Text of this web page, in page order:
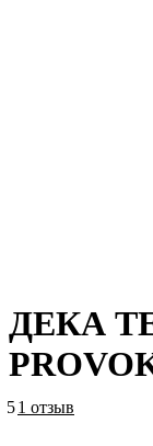
ДЕКА
51 отзыв